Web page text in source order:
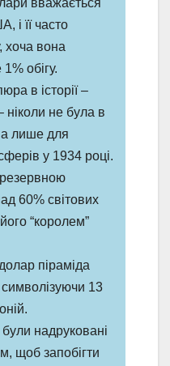
і її часто
хоча вона
обігу.
в історії –
ніколи не була в
а лише для
у 1934 році.
60% світових
“королем”
піраміда
13
надруковані
щоб запобігти